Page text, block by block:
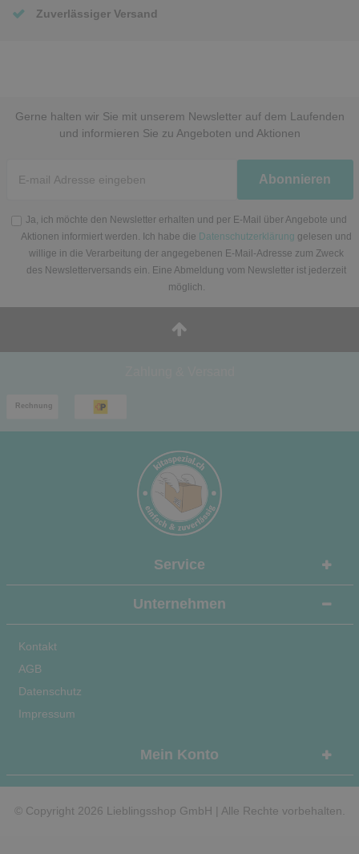
Zuverlässiger Versand
Gerne halten wir Sie mit unserem Newsletter auf dem Laufenden
und informieren Sie zu Angeboten und Aktionen
Honig
Abonnieren
Ja, ich möchte den Newsletter erhalten und per E-Mail über Angebote und
Aktionen informiert werden. Ich habe die Datenschutzerklärung gelesen und
willige in die Verarbeitung der angegebenen E-Mail-Adresse zum Zweck
des Newsletterversands ein. Eine Abmeldung vom Newsletter ist jederzeit
möglich.
Service
Unternehmen
Kontakt
AGB
Datenschutz
Impressum
Mein Konto
© Copyright 2026 Lieblingsshop GmbH | Alle Rechte vorbehalten.